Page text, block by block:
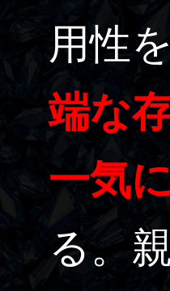
用性
端な
一気
る。